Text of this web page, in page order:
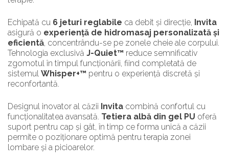
Echipată cu 6 jeturi reglabile ca debit și direcție, Invita
asigură o experiență de hidromasaj personalizată și
eficientă , concentrându-se pe zonele cheie ale corpului.
Tehnologia exclusivă J-Quiet™ reduce semnificativ
zgomotul în timpul funcționării, fiind completată de
sistemul Whisper+™ pentru o experiență discretă și
reconfortantă.
Designul inovator al căzii Invita combină confortul cu
funcționalitatea avansată. Tetiera albă din gel PU oferă
suport pentru cap și gât, în timp ce forma unică a căzii
permite o poziționare optimă pentru terapia zonei
lombare și a picioarelor.